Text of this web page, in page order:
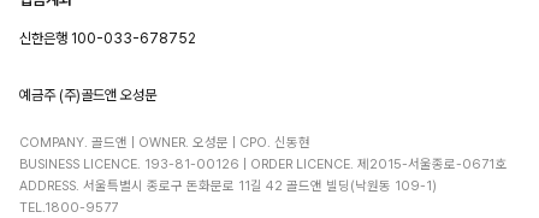
신한은행 100-033-678752
예금주 (주)골드앤 오성문
COMPANY. 골드앤 | OWNER. 오성문 | CPO. 신동현
BUSINESS LICENCE. 193-81-00126 | ORDER LICENCE. 제2015-서울종로-0671호
ADDRESS. 서울특별시 종로구 돈화문로 11길 42 골드앤 빌딩(낙원동 109-1)
TEL.1800-9577